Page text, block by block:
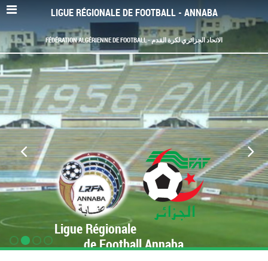
LIGUE RÉGIONALE DE FOOTBALL - ANNABA
FÉDÉRATION ALGÉRIENNE DE FOOTBALL - الاتحاد الجزائري لكرة القدم
Ligue Régionale
de Football Annaba